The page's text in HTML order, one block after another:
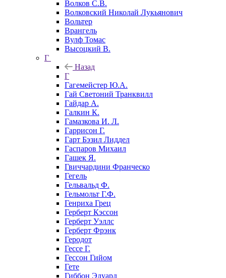
Волков С.В.
Волковский Николай Лукьянович
Вольтер
Врангель
Вулф Томас
Высоцкий В.
Г
Назад
Г
Гагемейстер Ю.А.
Гай Светоний Транквилл
Гайдар А.
Галкин К.
Гамазкова И. Л.
Гаррисон Г.
Гарт Бэзил Лиддел
Гаспаров Михаил
Гашек Я.
Гвиччардини Франческо
Гегель
Гельвальд Ф.
Гельмольт Г.Ф.
Генриха Грец
Герберт Кэссон
Герберт Уэллс
Герберт Фрэнк
Геродот
Гессе Г.
Гессон Гийом
Гете
Гиббон Эдуард